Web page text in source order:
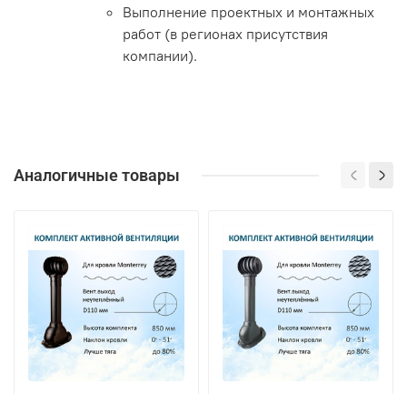
Выполнение проектных и монтажных
работ (в регионах присутствия
компании).
Аналогичные товары